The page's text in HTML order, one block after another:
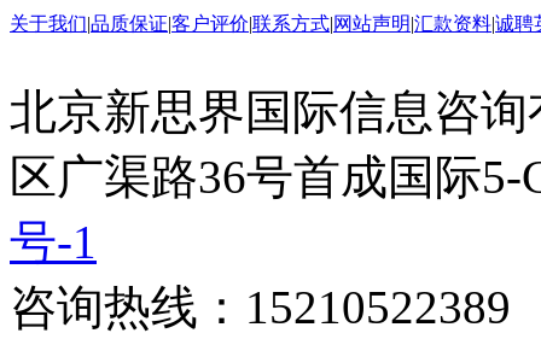
关于我们|品质保证|客户评价|联系方式|网站声明|汇款资料|诚聘
北京新思界国际信息咨
区广渠路36号首成国际
号-1
咨询热线：